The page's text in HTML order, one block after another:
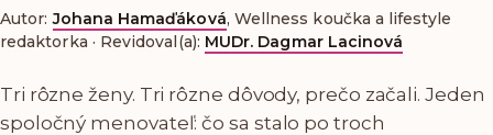
Autor: Johana Hamaďáková, Wellness koučka a lifestyle
redaktorka · Revidoval(a): MUDr. Dagmar Lacinová
Tri rôzne ženy. Tri rôzne dôvody, prečo začali. Jeden
spoločný menovateľ: čo sa stalo po troch